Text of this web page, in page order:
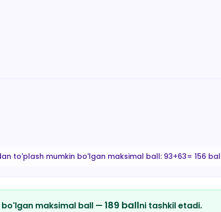
to'plash mumkin bo'lgan maksimal ball: 93+63= 156
maksimal ball — 189 ballni tashkil etadi.